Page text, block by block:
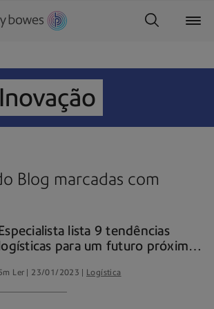
Blog marcadas com
lista 9 tendências
para um futuro próximo.
Ler 23/01/2023 Logística